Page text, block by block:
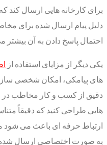
برای کارخانه هایی ارسال کند
دلیل پیام ارسال شده برای
احتمال پاسخ دادن به آن بیشتر
یکی دیگر از مزایای استفاده از
های پیامکی، امکان شخصی
دقیق از کسب و کار مخاطب در
هایی طراحی کنید که دقیقاً
ارتباط حرفه ای باعث می شود
به صورت اختصاصی ارسال